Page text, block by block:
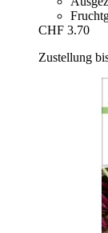
CHF 3.70
Zustellung